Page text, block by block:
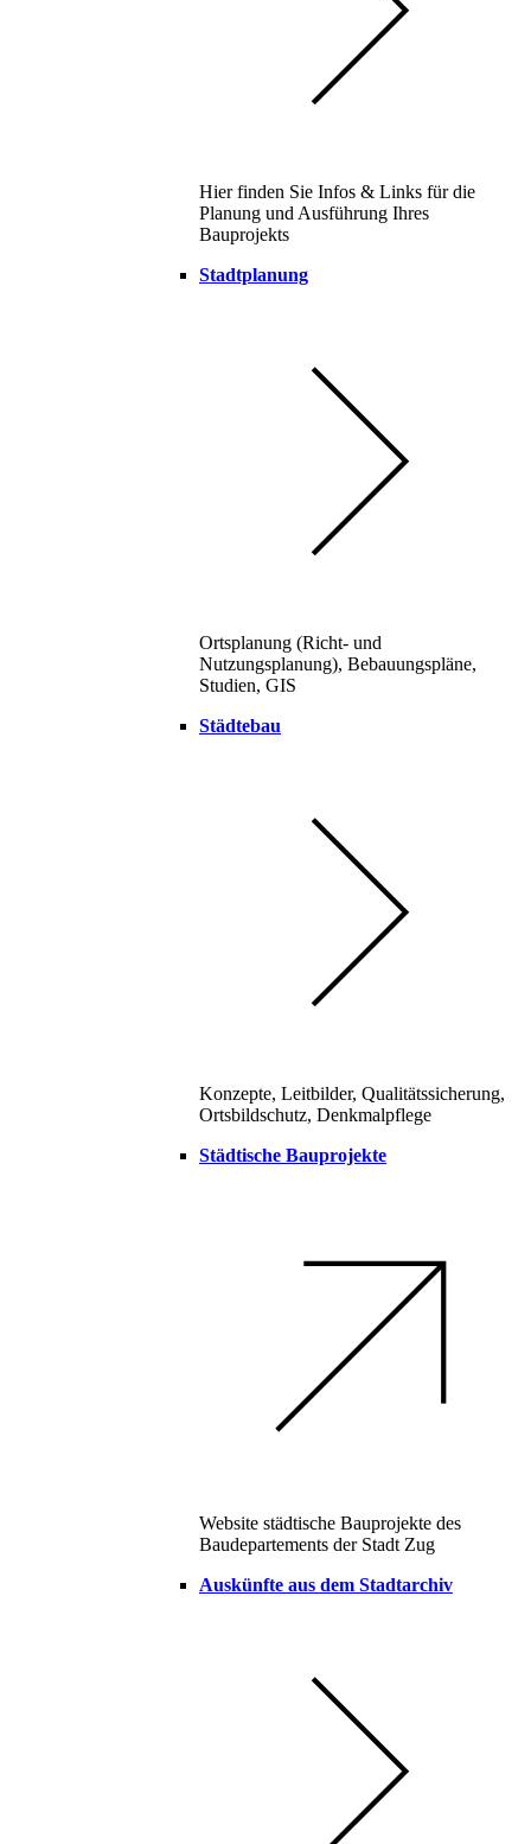
Hier finden Sie Infos & Links für die
Planung und Ausführung Ihres
Bauprojekts
Stadtplanung
Ortsplanung (Richt- und
Nutzungsplanung), Bebauungspläne,
Studien, GIS
Städtebau
Konzepte, Leitbilder, Qualitätssicherung,
Ortsbildschutz, Denkmalpflege
Städtische Bauprojekte
Website städtische Bauprojekte des
Baudepartements der Stadt Zug
Auskünfte aus dem Stadtarchiv